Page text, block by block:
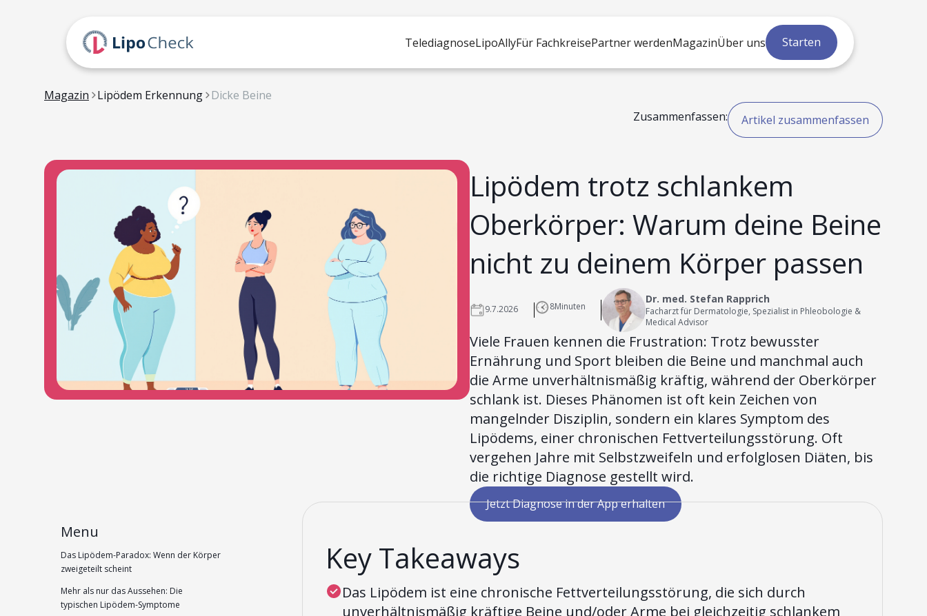
TelediagnoseLipoAllyFür FachkreisePartner werdenMagazinÜber uns Starten
Magazin Lipödem Erkennung Dicke Beine
Zusammenfassen:
Artikel zusammenfassen
Lipödem trotz schlankem
Oberkörper: Warum deine Beine
nicht zu deinem Körper passen
9.7.2026 8Minuten
Dr. med. Stefan Rapprich
Facharzt für Dermatologie, Spezialist in Phleobologie &
Medical Advisor
Viele Frauen kennen die Frustration: Trotz bewusster
Ernährung und Sport bleiben die Beine und manchmal auch
die Arme unverhältnismäßig kräftig, während der Oberkörper
schlank ist. Dieses Phänomen ist oft kein Zeichen von
mangelnder Disziplin, sondern ein klares Symptom des
Lipödems, einer chronischen Fettverteilungsstörung. Oft
vergehen Jahre mit Selbstzweifeln und erfolglosen Diäten, bis
die richtige Diagnose gestellt wird.
Jetzt Diagnose in der App erhalten
Menu
Das Lipödem-Paradox: Wenn der Körper
zweigeteilt scheint
Mehr als nur das Aussehen: Die
typischen Lipödem-Symptome
Key Takeaways
Das Lipödem ist eine chronische Fettverteilungsstörung, die sich durch
unverhältnismäßig kräftige Beine und/oder Arme bei gleichzeitig schlankem